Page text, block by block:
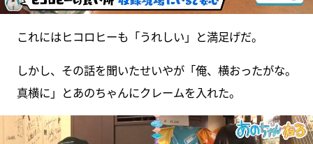
これにはヒコロヒーも「うれしい」と満足げだ。
しかし、その話を聞いたせいやが「俺、横おったがな。
真横に」とあのちゃんにクレームを入れた。